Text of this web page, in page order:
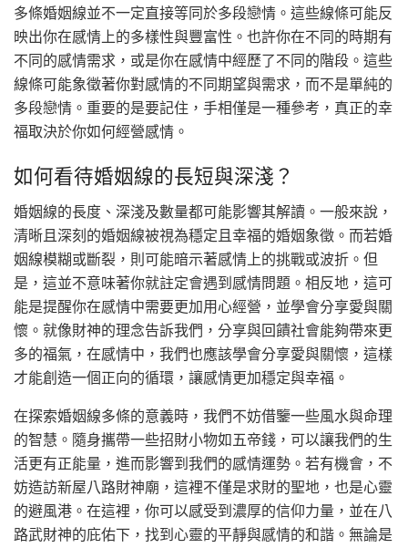
多條婚姻線並不一定直接等同於多段戀情。這些線條可能反
映出你在感情上的多樣性與豐富性。也許你在不同的時期有
不同的感情需求，或是你在感情中經歷了不同的階段。這些
線條可能象徵著你對感情的不同期望與需求，而不是單純的
多段戀情。重要的是要記住，手相僅是一種參考，真正的幸
福取決於你如何經營感情。
如何看待婚姻線的長短與深淺？
婚姻線的長度、深淺及數量都可能影響其解讀。一般來說，
清晰且深刻的婚姻線被視為穩定且幸福的婚姻象徵。而若婚
姻線模糊或斷裂，則可能暗示著感情上的挑戰或波折。但
是，這並不意味著你就註定會遇到感情問題。相反地，這可
能是提醒你在感情中需要更加用心經營，並學會分享愛與關
懷。就像財神的理念告訴我們，分享與回饋社會能夠帶來更
多的福氣，在感情中，我們也應該學會分享愛與關懷，這樣
才能創造一個正向的循環，讓感情更加穩定與幸福。
在探索婚姻線多條的意義時，我們不妨借鑒一些風水與命理
的智慧。隨身攜帶一些招財小物如五帝錢，可以讓我們的生
活更有正能量，進而影響到我們的感情運勢。若有機會，不
妨造訪新屋八路財神廟，這裡不僅是求財的聖地，也是心靈
的避風港。在這裡，你可以感受到濃厚的信仰力量，並在八
路武財神的庇佑下，找到心靈的平靜與感情的和諧。無論是